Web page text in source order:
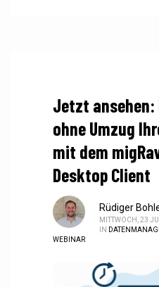
Jetzt ansehen:
ohne Umzug
mit dem
Desktop Client
Rüdiger
MITTWOCH, 23
IN
WEBINAR